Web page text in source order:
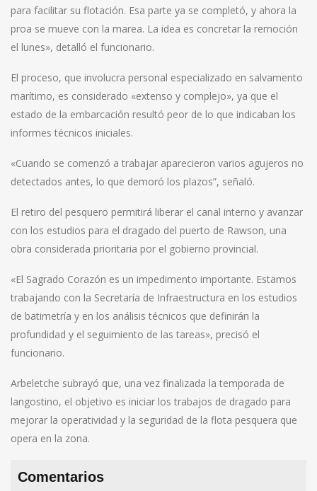
para facilitar su flotación. Esa parte ya se completó, y ahora la
proa se mueve con la marea. La idea es concretar la remoción
el lunes», detalló el funcionario.
El proceso, que involucra personal especializado en salvamento
marítimo, es considerado «extenso y complejo», ya que el
estado de la embarcación resultó peor de lo que indicaban los
informes técnicos iniciales.
«Cuando se comenzó a trabajar aparecieron varios agujeros no
detectados antes, lo que demoró los plazos”, señaló.
El retiro del pesquero permitirá liberar el canal interno y avanzar
con los estudios para el dragado del puerto de Rawson, una
obra considerada prioritaria por el gobierno provincial.
«El Sagrado Corazón es un impedimento importante. Estamos
trabajando con la Secretaría de Infraestructura en los estudios
de batimetría y en los análisis técnicos que definirán la
profundidad y el seguimiento de las tareas», precisó el
funcionario.
Arbeletche subrayó que, una vez finalizada la temporada de
langostino, el objetivo es iniciar los trabajos de dragado para
mejorar la operatividad y la seguridad de la flota pesquera que
opera en la zona.
Comentarios